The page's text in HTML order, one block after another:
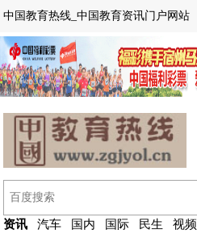
中国教育热线_中国教育资讯门户网站
资讯 汽车 国内 国际 民生 视频